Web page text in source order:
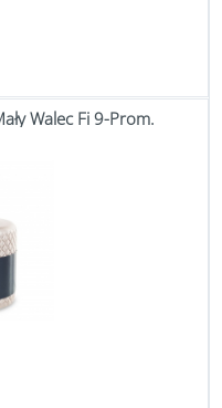
Walec Fi 9-Prom.